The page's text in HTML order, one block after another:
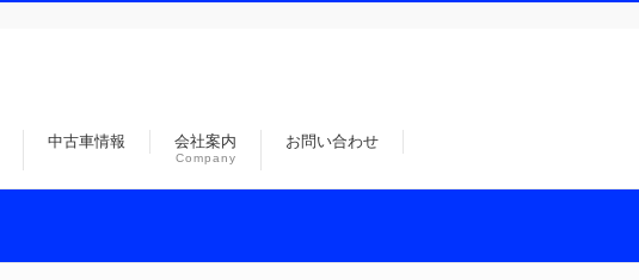
中古車情報 会社案内
Company
お問い合わせ